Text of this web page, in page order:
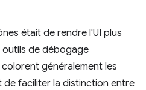
était de rendre l'UI plus
de débogage
généralement les
faciliter la distinction entre